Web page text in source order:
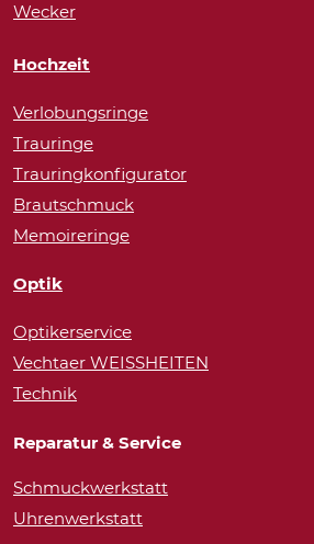
Wecker
Hochzeit
Verlobungsringe
Trauringe
Trauringkonfigurator
Brautschmuck
Memoireringe
Optik
Optikerservice
Vechtaer WEISSHEITEN
Technik
Reparatur & Service
Schmuckwerkstatt
Uhrenwerkstatt